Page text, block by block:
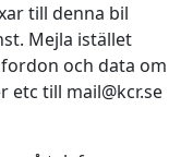
till denna bil
Mejla istället
och data om
etc till mail@kcr.se